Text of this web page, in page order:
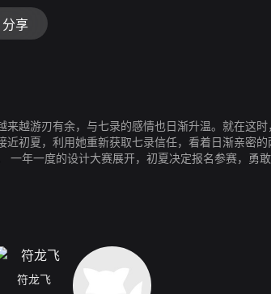
分享
来越游刃有余，与七录的感情也日渐升温。就在这
近初夏，利用她重新获取七录信任，看着日渐亲密
一年一度的设计大赛展开，初夏决定报名参赛，
符龙飞